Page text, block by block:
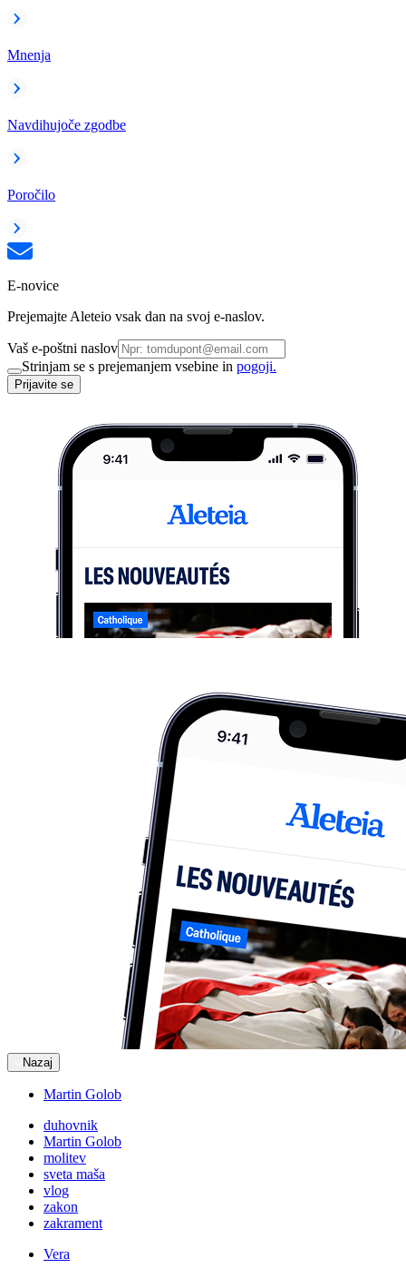
Mnenja
Navdihujoče zgodbe
Poročilo
E-novice
Prejemajte Aleteio vsak dan na svoj e-naslov.
Vaš e-poštni naslov
Strinjam se s prejemanjem vsebine in pogoji.
Prijavite se
Nazaj
Martin Golob
duhovnik
Martin Golob
molitev
sveta maša
vlog
zakon
zakrament
Vera